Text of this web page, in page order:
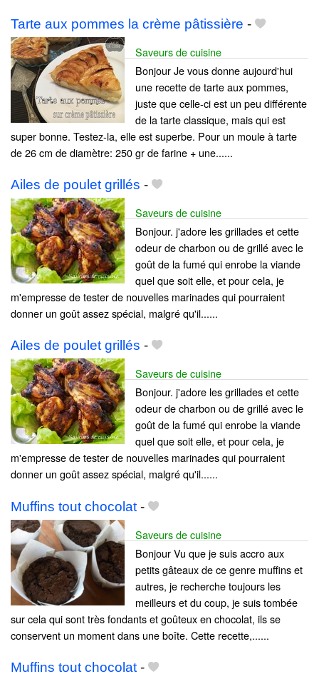
Tarte aux pommes la crème pâtissière -
Saveurs de cuisine
Bonjour Je vous donne aujourd'hui
une recette de tarte aux pommes,
juste que celle-ci est un peu différente
de la tarte classique, mais qui est
super bonne. Testez-la, elle est superbe. Pour un moule à tarte
de 26 cm de diamètre: 250 gr de farine + une......
Ailes de poulet grillés -
Saveurs de cuisine
Bonjour. j'adore les grillades et cette
odeur de charbon ou de grillé avec le
goût de la fumé qui enrobe la viande
quel que soit elle, et pour cela, je
m'empresse de tester de nouvelles marinades qui pourraient
donner un goût assez spécial, malgré qu'il......
Ailes de poulet grillés -
Saveurs de cuisine
Bonjour. j'adore les grillades et cette
odeur de charbon ou de grillé avec le
goût de la fumé qui enrobe la viande
quel que soit elle, et pour cela, je
m'empresse de tester de nouvelles marinades qui pourraient
donner un goût assez spécial, malgré qu'il......
Muffins tout chocolat -
Saveurs de cuisine
Bonjour Vu que je suis accro aux
petits gâteaux de ce genre muffins et
autres, je recherche toujours les
meilleurs et du coup, je suis tombée
sur cela qui sont très fondants et goûteux en chocolat, ils se
conservent un moment dans une boîte. Cette recette,......
Muffins tout chocolat -